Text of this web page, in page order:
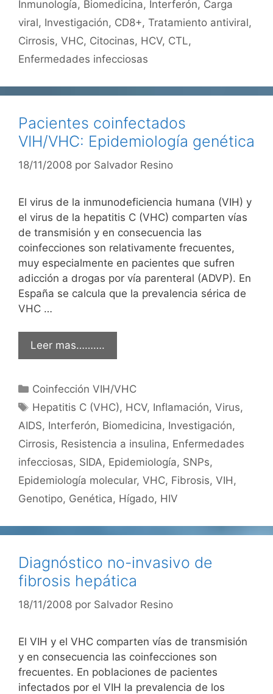
Inmunología, Biomedicina, Interferón, Carga
viral, Investigación, CD8+, Tratamiento antiviral,
Cirrosis, VHC, Citocinas, HCV, CTL,
Enfermedades infecciosas
Pacientes coinfectados
VIH/VHC: Epidemiología genética
18/11/2008 por Salvador Resino
El virus de la inmunodeficiencia humana (VIH) y
el virus de la hepatitis C (VHC) comparten vías
de transmisión y en consecuencia las
coinfecciones son relativamente frecuentes,
muy especialmente en pacientes que sufren
adicción a drogas por vía parenteral (ADVP). En
España se calcula que la prevalencia sérica de
VHC …
Leer mas……….
Categorías
Coinfección VIH/VHC
Etiquetas
Hepatitis C (VHC), HCV, Inflamación,Virus,
AIDS, Interferón, Biomedicina, Investigación,
Cirrosis, Resistencia a insulina, Enfermedades
infecciosas, SIDA, Epidemiología, SNPs,
Epidemiología molecular, VHC, Fibrosis, VIH,
Genotipo, Genética, Hígado, HIV
Diagnóstico no-invasivo de
fibrosis hepática
18/11/2008 por Salvador Resino
El VIH y el VHC comparten vías de transmisión
y en consecuencia las coinfecciones son
frecuentes. En poblaciones de pacientes
infectados por el VIH la prevalencia de los